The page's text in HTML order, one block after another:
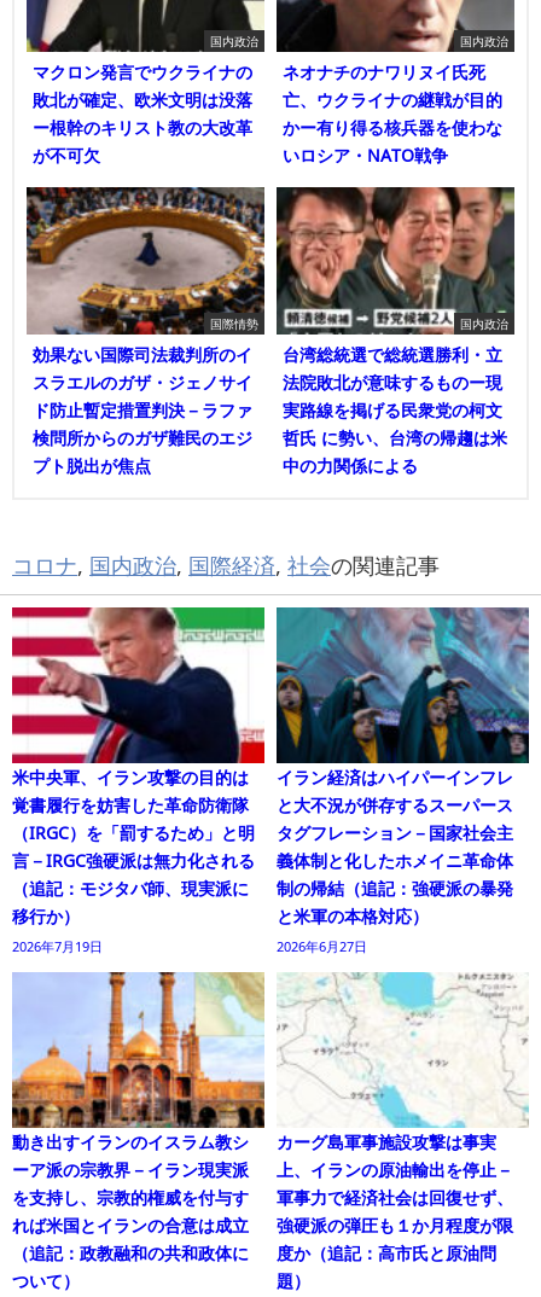
国内政治
マクロン発言でウクライナの
敗北が確定、欧米文明は没落
ー根幹のキリスト教の大改革
が不可欠
国内政治
ネオナチのナワリヌイ氏死
亡、ウクライナの継戦が目的
かー有り得る核兵器を使わな
いロシア・NATO戦争
国際情勢
効果ない国際司法裁判所のイ
スラエルのガザ・ジェノサイ
ド防止暫定措置判決－ラファ
検問所からのガザ難民のエジ
プト脱出が焦点
国内政治
台湾総統選で総統選勝利・立
法院敗北が意味するものー現
実路線を掲げる民衆党の柯文
哲氏 に勢い、台湾の帰趨は米
中の力関係による
コロナ, 国内政治, 国際経済, 社会の関連記事
米中央軍、イラン攻撃の目的は
覚書履行を妨害した革命防衛隊
（IRGC）を「罰するため」と明
言－IRGC強硬派は無力化される
（追記：モジタバ師、現実派に
移行か）
2026年7月19日
イラン経済はハイパーインフレ
と大不況が併存するスーパース
タグフレーション－国家社会主
義体制と化したホメイニ革命体
制の帰結（追記：強硬派の暴発
と米軍の本格対応）
2026年6月27日
動き出すイランのイスラム教シ
ーア派の宗教界－イラン現実派
を支持し、宗教的権威を付与す
れば米国とイランの合意は成立
（追記：政教融和の共和政体に
ついて）
カーグ島軍事施設攻撃は事実
上、イランの原油輸出を停止－
軍事力で経済社会は回復せず、
強硬派の弾圧も１か月程度が限
度か（追記：高市氏と原油問
題）